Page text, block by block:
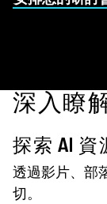
深入瞭
探索 AI 資
透過影片、部
切。